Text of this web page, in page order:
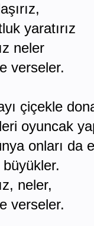
yaratırız
neler
verseler.
çiçekle
oyuncak
onları da
neler,
verseler.